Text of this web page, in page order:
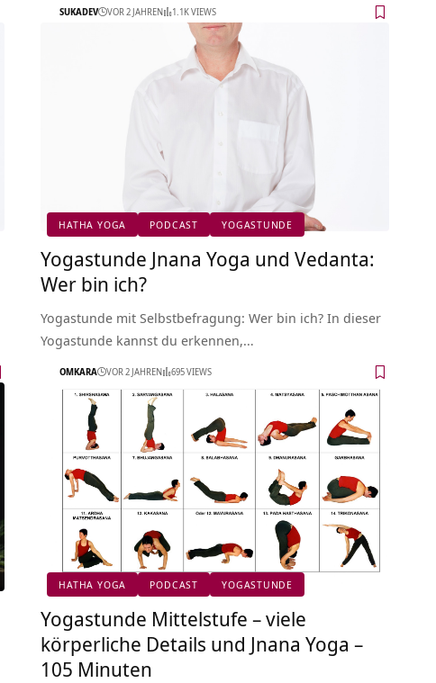
SUKADEV VOR 2 JAHREN 1.1K VIEWS
HATHA YOGA PODCAST YOGASTUNDE
Yogastunde Jnana Yoga und Vedanta:
Wer bin ich?
Yogastunde mit Selbstbefragung: Wer bin ich? In dieser
Yogastunde kannst du erkennen,…
OMKARA VOR 2 JAHREN 695 VIEWS
HATHA YOGA PODCAST YOGASTUNDE
Yogastunde Mittelstufe – viele
körperliche Details und Jnana Yoga –
105 Minuten